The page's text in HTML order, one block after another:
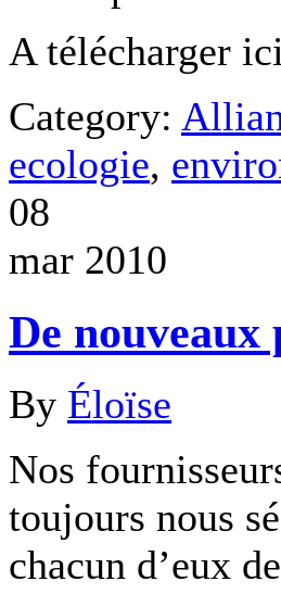
A télécharger
Category:
ecologie,
08
mar 2010
De nouveaux
By Éloïse
Nos
toujours nous
chacun d’eux